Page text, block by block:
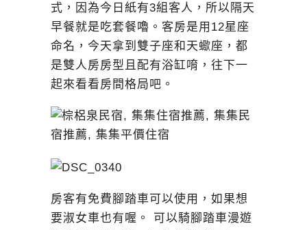
式，因為今日紙有3組客人，所以隔天
早餐就是吃套餐嚕。客房是用12星座
命名，今天拿到雙子座和天蠍座，都
是雙人房房型且配有浴缸唷，往下一
起來看看房間格局吧。
房客有免費腳踏車可以使用，如果想
要淑女車也有喔。 可以騎腳踏車漫遊